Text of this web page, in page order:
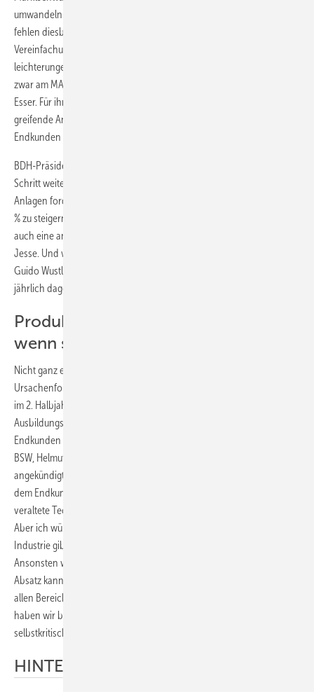
umwandeln lassen. Dem ZVSHK-Hauptgeschäftsführer Elmar Esser
fehlen diesbezüglich klare Signale aus der Politik. „Wir haben eine
Vereinfachung der Förderung wie beispielsweise durch Steuerer­
leichterungen gefordert, die jetzt wieder nicht kommen. Es wurde
zwar am MAP ­festgehalten, aber die Töpfe reichen nicht aus“, betonte
Esser. Für ihn müsse im Be­reich der solaren Wärme einfache und
greifende Anreize geschaffen werden, die für ­Installateure und
Endkunden auch nach­vollziehbar sind.
BDH-Präsident Klaus Jesse ging in seinen Forderungen noch einen
Schritt weiter, indem er eine Verdopplung der jährlich installierten
Anlagen forderte. „Um die Moder­nisierungsquote von derzeit 3 auf 6
% zu ­steigern, brauchen wir doppelt so viel Fördergeld wie heute und
auch eine andere Verfahrensweise mit den Bestandsbauten“, so
Jesse. Und wie sieht das Bundesumweltministerium den Vorstoß? Dr.
Guido Wustlich wertete die Aufstockung des MAP auf 500 Mio. Euro
jährlich dagegen als Erfolg.
Produktneuheiten nur ankündigen,
wenn sie lieferbar sind
Nicht ganz einig waren sich die Verbandsvertreter bei der
Ursachenforschung für die ­Zurückhaltung der Endkunden beim Kauf
im 2. Halbjahr. So bemängelten Teilnehmer aus dem Plenum, dass der
Ausbildungsstand vieler Handwerksbetriebe nicht ausreiche, um
Endkunden vernünftig zu beraten. Für den Vize-Vorsitzenden des
BSW, Helmut Jäger, liegt das größere Problem woanders: Die ständig
angekündigten technologischen Neuerungen der Industrie würden
dem Endkunden das Gefühl vermitteln, jetzt schon wieder eine
veraltete Technik zu kaufen. „Geld ist trotz Finanzkrise im Markt da.
Aber ich würde mir wünschen, dass es nur noch Ankündigungen der
Industrie gibt, wenn die Produkte auch lieferbar sind“, erklärte Jäger.
Ansonsten würde durch diese Vorgehensweise der gegenwärtige
Absatz kannibalisiert. Außerdem müsse greifbarer und einfacher in
allen Bereichen mit den Endkunden kommuniziert werden. „Dies
haben wir bislang nicht geschafft“, ergänzte Helmut Jäger durchaus
selbstkritisch.
HINTERGRUND